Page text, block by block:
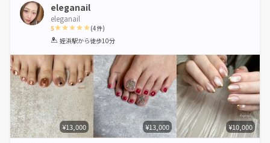
eleganail
eleganail
5
1 2 3 4 5
(4件)
姪浜駅から徒歩10分
¥13,000 ¥13,000 ¥10,000